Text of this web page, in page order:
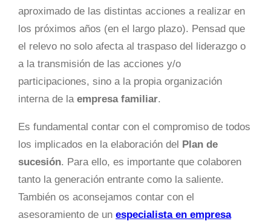
aproximado de las distintas acciones a realizar en
los próximos años (en el largo plazo). Pensad que
el relevo no solo afecta al traspaso del liderazgo o
a la transmisión de las acciones y/o
participaciones, sino a la propia organización
interna de la empresa familiar.
Es fundamental contar con el compromiso de todos
los implicados en la elaboración del Plan de
sucesión. Para ello, es importante que colaboren
tanto la generación entrante como la saliente.
También os aconsejamos contar con el
asesoramiento de un especialista en empresa